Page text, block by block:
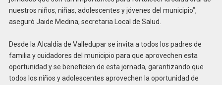
nuestros niños, niñas, adolescentes y jóvenes del municipio”,
aseguró Jaide Medina, secretaria Local de Salud.
Desde la Alcaldía de Valledupar se invita a todos los padres de
familia y cuidadores del municipio para que aprovechen esta
oportunidad y se beneficien de esta jornada, garantizando que
todos los niños y adolescentes aprovechen la oportunidad de